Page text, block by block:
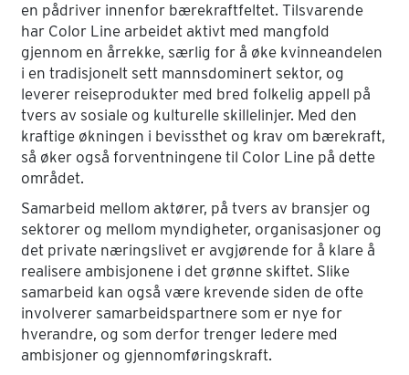
en pådriver innenfor bærekraftfeltet. Tilsvarende
har Color Line arbeidet aktivt med mangfold
gjennom en årrekke, særlig for å øke kvinneandelen
i en tradisjonelt sett mannsdominert sektor, og
leverer reiseprodukter med bred folkelig appell på
tvers av sosiale og kulturelle skillelinjer. Med den
kraftige økningen i bevissthet og krav om bærekraft,
så øker også forventningene til Color Line på dette
området.
Samarbeid mellom aktører, på tvers av bransjer og
sektorer og mellom myndigheter, organisasjoner og
det private næringslivet er avgjørende for å klare å
realisere ambisjonene i det grønne skiftet. Slike
samarbeid kan også være krevende siden de ofte
involverer samarbeidspartnere som er nye for
hverandre, og som derfor trenger ledere med
ambisjoner og gjennomføringskraft.